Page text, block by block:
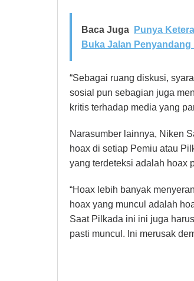
Baca Juga
Punya
Buka Jalan
“Sebagai ruang diskusi,
sosial pun sebagian juga
kritis terhadap media yang
Narasumber lainnya, Niken
hoax di setiap Pemiu atau
yang terdeteksi adalah hoax
“Hoax lebih banyak
hoax yang muncul adalah
Saat Pilkada ini ini juga
pasti muncul. Ini merusak